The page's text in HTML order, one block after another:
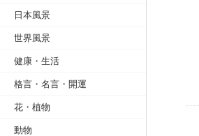
日本風景
世界風景
健康・生活
格言・名言・開運
花・植物
動物